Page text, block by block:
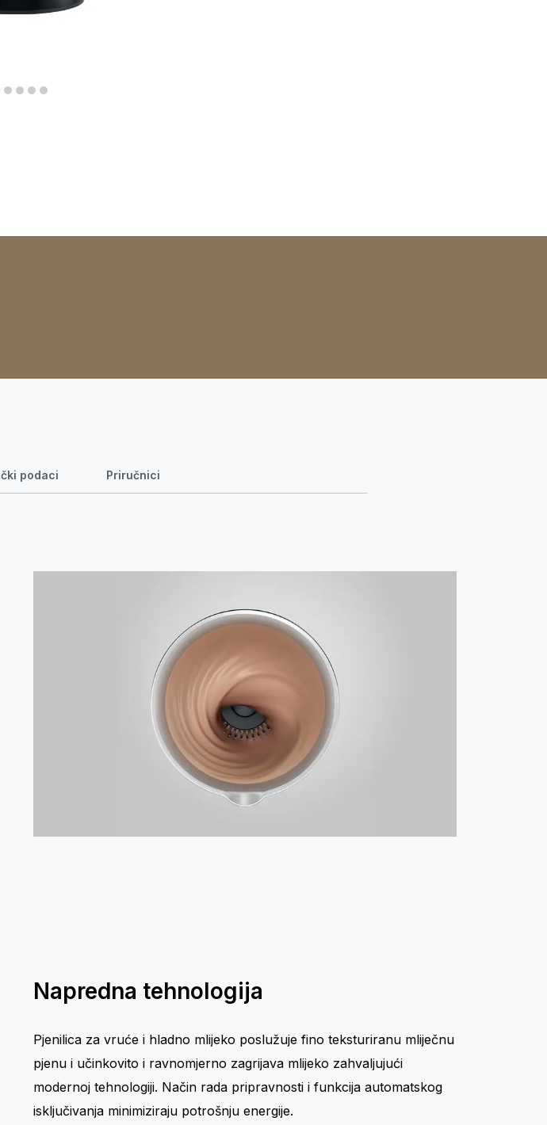
podaci Priručnici
Napredna tehnologija
Pjenilica za vruće i hladno mlijeko poslužuje fino teksturiranu mliječnu
pjenu i učinkovito i ravnomjerno zagrijava mlijeko zahvaljujući
modernoj tehnologiji. Način rada pripravnosti i funkcija automatskog
isključivanja minimiziraju potrošnju energije.